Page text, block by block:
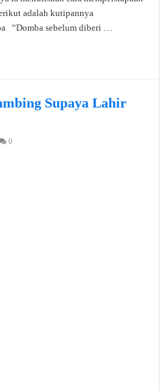
adalah kutipannya
“Domba sebelum diberi …
Supaya Lahir
0